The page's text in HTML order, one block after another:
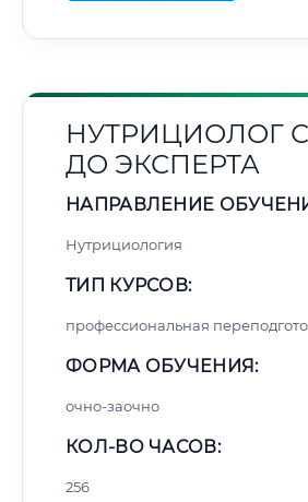
НУТРИЦИОЛОГ
ДО ЭКСПЕРТА
НАПРАВЛЕНИЕ
Нутрициология
ТИП КУРСОВ:
профессиональная
ФОРМА ОБУЧЕНИЯ:
очно-заочно
КОЛ-ВО ЧАСОВ:
256